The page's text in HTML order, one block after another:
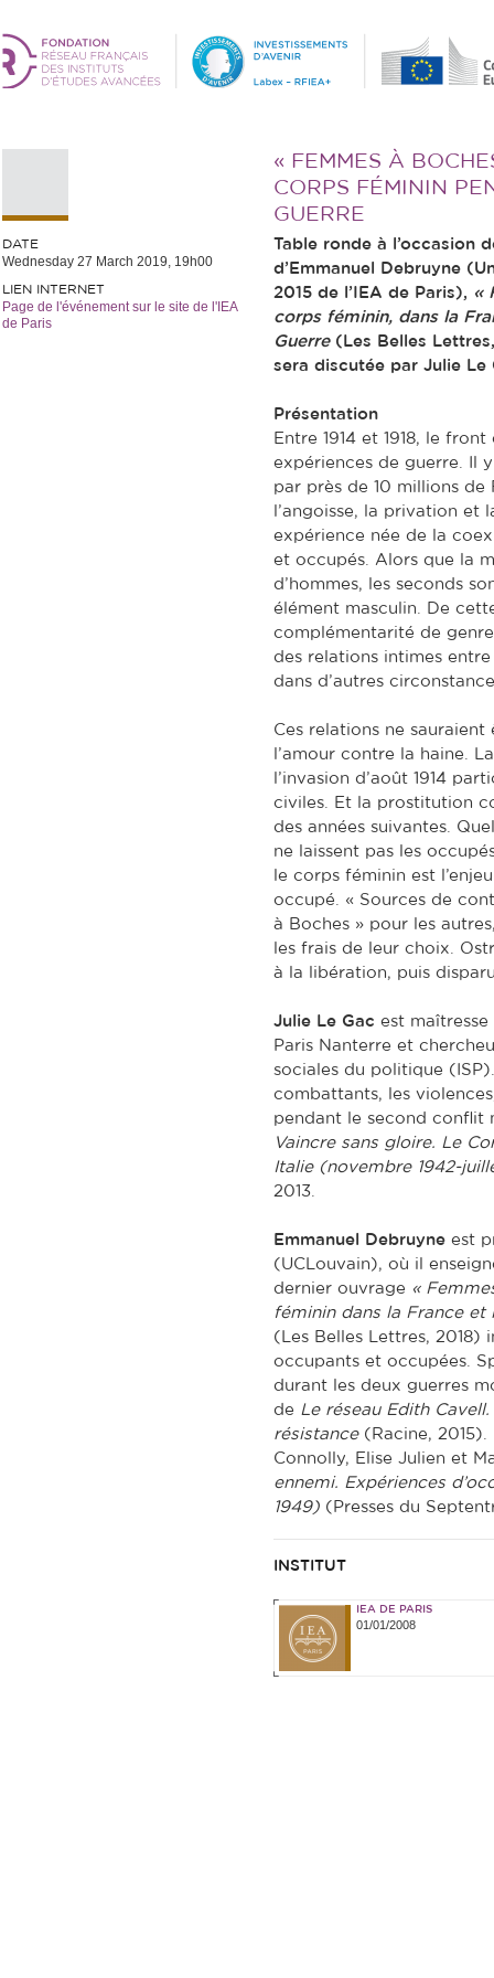
DATE
Wednesday 27 March 2019, 19h00
LIEN INTERNET
Page de l'événement sur le site de l'IEA
de Paris
« FEMMES À
CORPS FÉMININ
GUERRE
Table ronde à l’occasion
d’Emmanuel Debruyne
2015 de l’IEA de Paris), «
corps féminin, dans la
Guerre(Les Belles
sera discutée par Julie Le
Présentation
Entre 1914 et 1918, le
expériences de guerre. Il
par près de 10 millions de
l’angoisse, la privation et
expérience née de la
et occupés. Alors que la
d’hommes, les seconds
élément masculin. De
complémentarité de
des relations intimes
dans d’autres
Ces relations ne
l’amour contre la haine.
l’invasion d’août 1914
civiles. Et la prostitution
des années suivantes.
ne laissent pas les
le corps féminin est
occupé. « Sources de
à Boches » pour les
les frais de leur choix.
à la libération, puis
Julie Le Gac est
Paris Nanterre et
sociales du politique
combattants, les
pendant le second conflit
Vaincre sans gloire. Le
Italie (novembre 1942-
2013.
Emmanuel Debruyneest
(UCLouvain), où il
dernier ouvrage «
féminin dans la France et
(Les Belles Lettres, 2018)
occupants et occupées.
durant les deux guerres
de Le réseau Edith
résistance(Racine, 2015).
Connolly, Elise Julien et
ennemi. Expériences
1949)(Presses du
INSTITUT
IEA DE PARIS
01/01/2008